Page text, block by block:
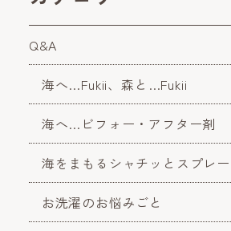
Q&A
海へ…Fukii、森と…Fukii
海へ…ビフォー・アフター剤
海をまもるシャチッとスプレー
お洗濯のお悩みごと